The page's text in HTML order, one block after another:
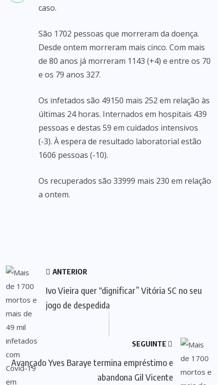
caso.
São 1702 pessoas que morreram da doença.
Desde ontem morreram mais cinco. Com mais
de 80 anos já morreram 1143 (+4) e entre os 70
e os 79 anos 327.
Os infetados são 49150 mais 252 em relação às
últimas 24 horas. Internados em hospitais 439
pessoas e destas 59 em cuidados intensivos
(-3). À espera de resultado laboratorial estão
1606 pessoas (-10).
Os recuperados são 33999 mais 230 em relação
a ontem.
ANTERIOR
Ivo Vieira quer “dignificar” Vitória SC no seu
jogo de despedida
SEGUINTE
Avançado Yves Baraye termina empréstimo e
abandona Gil Vicente